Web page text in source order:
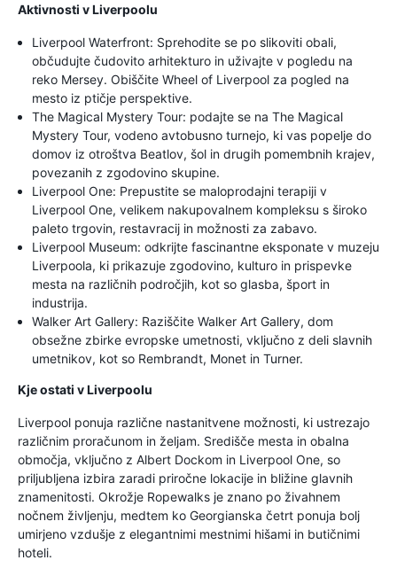
Aktivnosti v Liverpoolu
Liverpool Waterfront: Sprehodite se po slikoviti obali,
občudujte čudovito arhitekturo in uživajte v pogledu na
reko Mersey. Obiščite Wheel of Liverpool za pogled na
mesto iz ptičje perspektive.
The Magical Mystery Tour: podajte se na The Magical
Mystery Tour, vodeno avtobusno turnejo, ki vas popelje do
domov iz otroštva Beatlov, šol in drugih pomembnih krajev,
povezanih z zgodovino skupine.
Liverpool One: Prepustite se maloprodajni terapiji v
Liverpool One, velikem nakupovalnem kompleksu s široko
paleto trgovin, restavracij in možnosti za zabavo.
Liverpool Museum: odkrijte fascinantne eksponate v muzeju
Liverpoola, ki prikazuje zgodovino, kulturo in prispevke
mesta na različnih področjih, kot so glasba, šport in
industrija.
Walker Art Gallery: Raziščite Walker Art Gallery, dom
obsežne zbirke evropske umetnosti, vključno z deli slavnih
umetnikov, kot so Rembrandt, Monet in Turner.
Kje ostati v Liverpoolu
Liverpool ponuja različne nastanitvene možnosti, ki ustrezajo
različnim proračunom in željam. Središče mesta in obalna
območja, vključno z Albert Dockom in Liverpool One, so
priljubljena izbira zaradi priročne lokacije in bližine glavnih
znamenitosti. Okrožje Ropewalks je znano po živahnem
nočnem življenju, medtem ko Georgianska četrt ponuja bolj
umirjeno vzdušje z elegantnimi mestnimi hišami in butičnimi
hoteli.